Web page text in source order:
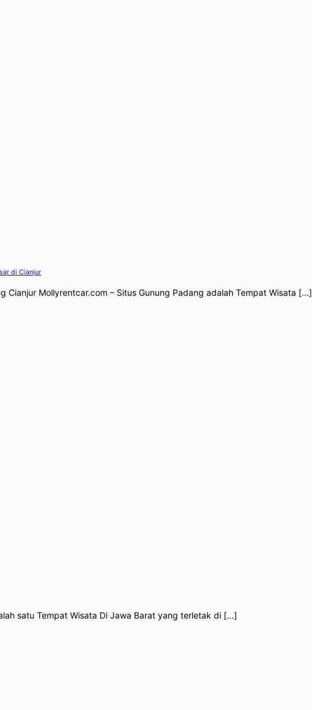
di Cianjur
Cianjur Mollyrentcar.com – Situs Gunung Padang adalah Tempat Wisata [...]
satu Tempat Wisata Di Jawa Barat yang terletak di [...]